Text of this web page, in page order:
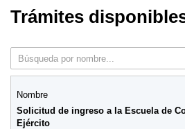
Trámites
Solicitud de ingreso a la Escuela de
Ejército